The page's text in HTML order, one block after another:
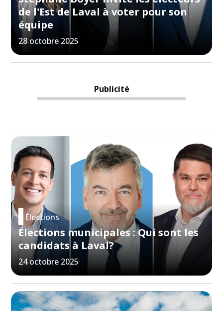
de l'Est de Laval à voter pour son
équipe
28 octobre 2025
Publicité
Élections
Élections municipales : Qui sont les
candidats à Laval?
24 octobre 2025